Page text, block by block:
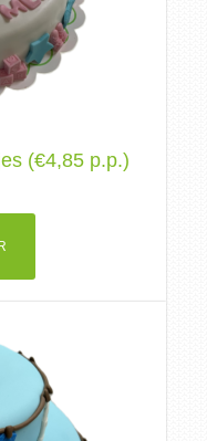
(€4,85 p.p.)